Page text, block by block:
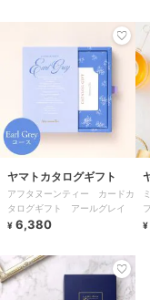
ヤマトカタログギフト
アフタヌーンティー カードカ
タログギフト アールグレイ
¥ 6,380
¥